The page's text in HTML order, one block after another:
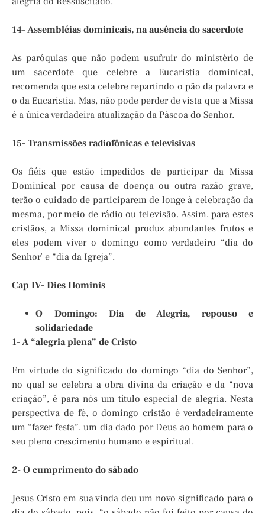
14- Assembléias dominicais, na ausência do sacerdote
As paróquias que não podem usufruir do ministério de
um sacerdote que celebre a Eucaristia dominical,
recomenda que esta celebre repartindo o pão da palavra e
o da Eucaristia. Mas, não pode perder de vista que a Missa
é a única verdadeira atualização da Páscoa do Senhor.
15- Transmissões radiofônicas e televisivas
Os fiéis que estão impedidos de participar da Missa
Dominical por causa de doença ou outra razão grave,
terão o cuidado de participarem de longe à celebração da
mesma, por meio de rádio ou televisão. Assim, para estes
cristãos, a Missa dominical produz abundantes frutos e
eles podem viver o domingo como verdadeiro “dia do
Senhor’ e “dia da Igreja”.
Cap IV- Dies Hominis
O Domingo: Dia de Alegria, repouso e
solidariedade
1- A “alegria plena” de Cristo
Em virtude do significado do domingo “dia do Senhor”,
no qual se celebra a obra divina da criação e da “nova
criação”, é para nós um título especial de alegria. Nesta
perspectiva de fé, o domingo cristão é verdadeiramente
um “fazer festa”, um dia dado por Deus ao homem para o
seu pleno crescimento humano e espiritual.
2- O cumprimento do sábado
Jesus Cristo em sua vinda deu um novo significado para o